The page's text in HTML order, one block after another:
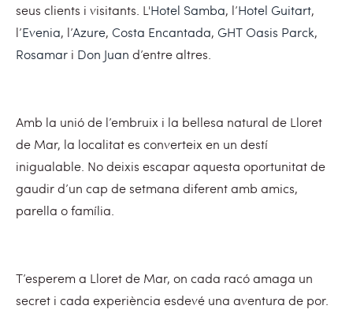
seus clients i visitants. L'Hotel Samba, l’Hotel Guitart,
l’Evenia, l’Azure, Costa Encantada, GHT Oasis Parck,
Rosamar i Don Juan d’entre altres.
Amb la unió de l’embruix i la bellesa natural de Lloret
de Mar, la localitat es converteix en un destí
inigualable. No deixis escapar aquesta oportunitat de
gaudir d’un cap de setmana diferent amb amics,
parella o família.
T’esperem a Lloret de Mar, on cada racó amaga un
secret i cada experiència esdevé una aventura de por.